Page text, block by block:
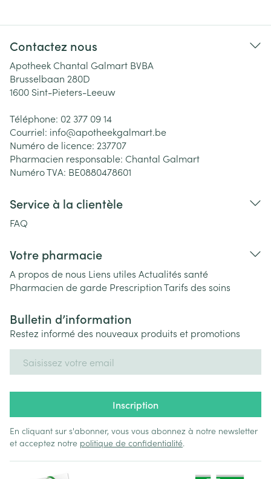
Contactez nous
Apotheek Chantal Galmart BVBA
Brusselbaan 280D
1600 Sint-Pieters-Leeuw
Téléphone: 02 377 09 14
Courriel: info@apotheekgalmart.be
Numéro de licence: 237707
Pharmacien responsable: Chantal Galmart
Numéro TVA: BE0880478601
Service à la clientèle
FAQ
Votre pharmacie
A propos de nous Liens utiles Actualités santé
Pharmacien de garde PrescriptionTarifs des soins
Bulletin d’information
Restez informé des nouveaux produits et promotions
Inscription
En cliquant sur s'abonner, vous vous abonnez à notre newsletter
et acceptez notre politique de confidentialité.